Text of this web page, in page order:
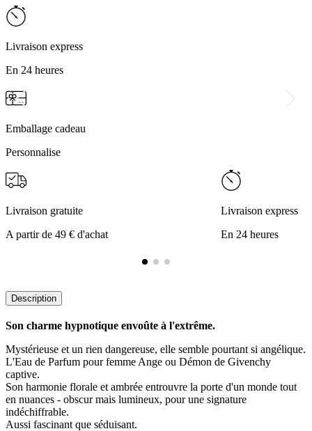
Livraison express
En 24 heures
Emballage cadeau
Personnalise
Livraison gratuite
A partir de 49 € d'achat
Livraison express
En 24 heures
Description
Son charme hypnotique envoûte à l'extrême.
Mystérieuse et un rien dangereuse, elle semble pourtant si angélique.
L'Eau de Parfum pour femme Ange ou Démon de Givenchy
captive.
Son harmonie florale et ambrée entrouvre la porte d'un monde tout
en nuances - obscur mais lumineux, pour une signature
indéchiffrable.
Aussi fascinant que séduisant.